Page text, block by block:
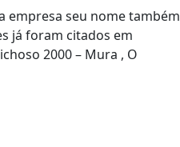
empresa seu nome também
já foram citados em
2000 – Mura , O